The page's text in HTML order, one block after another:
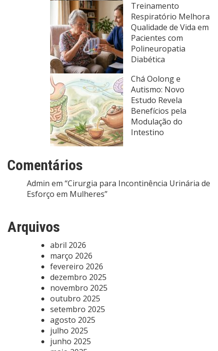
Treinamento
Respiratório Melhora
Qualidade de Vida em
Pacientes com
Polineuropatia
Diabética
Chá Oolong e
Autismo: Novo
Estudo Revela
Benefícios pela
Modulação do
Intestino
Comentários
Admin em “Cirurgia para Incontinência Urinária de
Esforço em Mulheres”
Arquivos
abril 2026
março 2026
fevereiro 2026
dezembro 2025
novembro 2025
outubro 2025
setembro 2025
agosto 2025
julho 2025
junho 2025